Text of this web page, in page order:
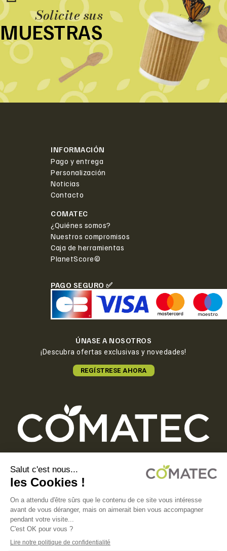
Solicite sus
MUESTRAS
INFORMACIÓN
Pago y entrega
Personalización
Noticias
Contacto
COMATEC
¿Quiénes somos?
Nuestros compromisos
Caja de herramientas
PlanetScore©
PAGO SEGURO ✅
ÚNASE A NOSOTROS
¡Descubra ofertas exclusivas y novedades!
REGÍSTRESE AHORA
COMATEC PACKAGING
Boulevard François-Xavier Fafeur
11000 Carcassonne, FRANCE
AVISO LEGAL
CONDICIONES GENERALES DE VENTA